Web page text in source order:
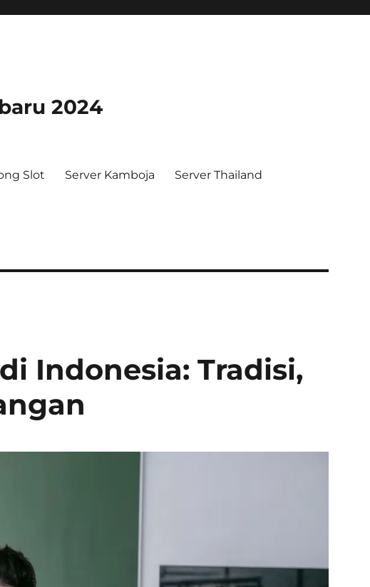
2024
Slot Server Kamboja Server Thailand
Indonesia: Tradisi,